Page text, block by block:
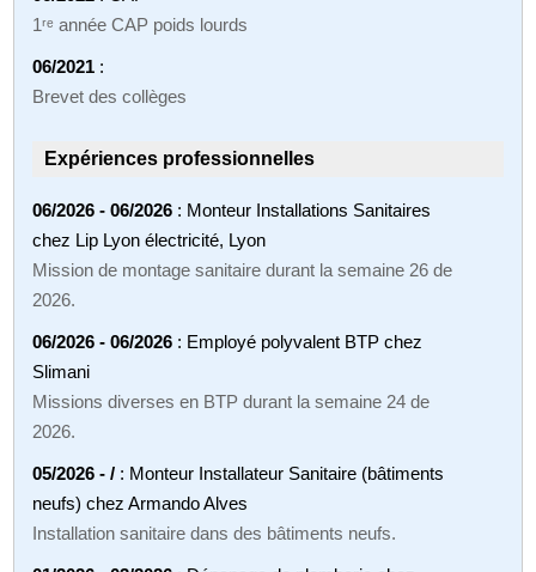
1ʳᵉ année CAP poids lourds
06/2021 :
Brevet des collèges
Expériences professionnelles
06/2026 - 06/2026 : Monteur Installations Sanitaires
chez Lip Lyon électricité, Lyon
Mission de montage sanitaire durant la semaine 26 de
2026.
06/2026 - 06/2026 : Employé polyvalent BTP chez
Slimani
Missions diverses en BTP durant la semaine 24 de
2026.
05/2026 - / : Monteur Installateur Sanitaire (bâtiments
neufs) chez Armando Alves
Installation sanitaire dans des bâtiments neufs.